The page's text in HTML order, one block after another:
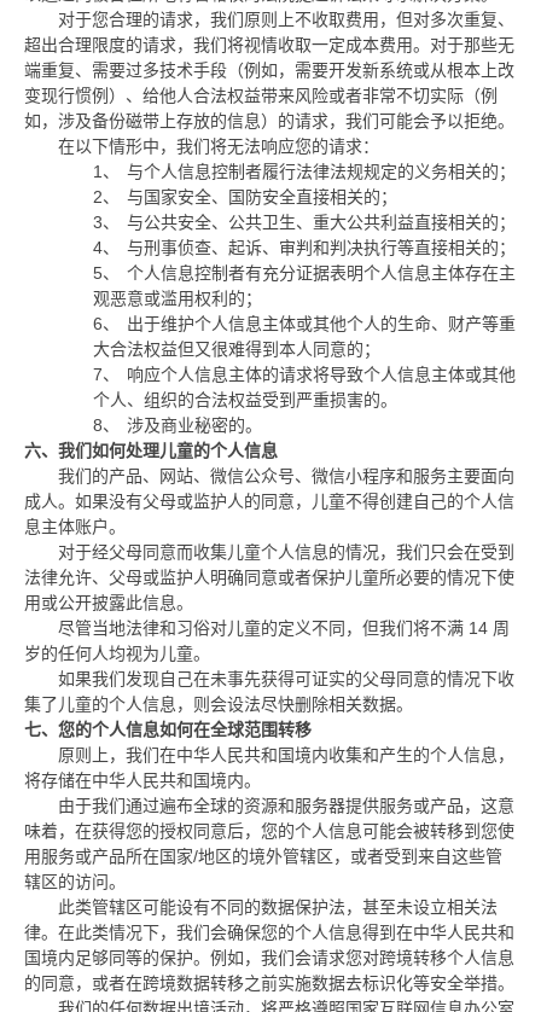
对于您合理的请求，我们原则上不收取费用，但对多次重复、
超出合理限度的请求，我们将视情收取一定成本费用。对于那些无
端重复、需要过多技术手段（例如，需要开发新系统或从根本上改
变现行惯例）、给他人合法权益带来风险或者非常不切实际（例
如，涉及备份磁带上存放的信息）的请求，我们可能会予以拒绝。
在以下情形中，我们将无法响应您的请求：
1、
与个人信息控制者履行法律法规规定的义务相关的；
2、
与国家安全、国防安全直接相关的；
3、
与公共安全、公共卫生、重大公共利益直接相关的；
4、
与刑事侦查、起诉、审判和判决执行等直接相关的；
5、
个人信息控制者有充分证据表明个人信息主体存在主
观恶意或滥用权利的；
6、
出于维护个人信息主体或其他个人的生命、财产等重
大合法权益但又很难得到本人同意的；
7、
响应个人信息主体的请求将导致个人信息主体或其他
个人、组织的合法权益受到严重损害的。
8、
涉及商业秘密的。
六、我们如何处理儿童的个人信息
我们的产品、网站、微信公众号、微信小程序和服务主要面向
成人。如果没有父母或监护人的同意，儿童不得创建自己的个人信
息主体账户。
对于经父母同意而收集儿童个人信息的情况，我们只会在受到
法律允许、父母或监护人明确同意或者保护儿童所必要的情况下使
用或公开披露此信息。
尽管当地法律和习俗对儿童的定义不同，但我们将不满 14 周
岁的任何人均视为儿童。
如果我们发现自己在未事先获得可证实的父母同意的情况下收
集了儿童的个人信息，则会设法尽快删除相关数据。
七、您的个人信息如何在全球范围转移
原则上，我们在中华人民共和国境内收集和产生的个人信息，
将存储在中华人民共和国境内。
由于我们通过遍布全球的资源和服务器提供服务或产品，这意
味着，在获得您的授权同意后，您的个人信息可能会被转移到您使
用服务或产品所在国家/地区的境外管辖区，或者受到来自这些管
辖区的访问。
此类管辖区可能设有不同的数据保护法，甚至未设立相关法
律。在此类情况下，我们会确保您的个人信息得到在中华人民共和
国境内足够同等的保护。例如，我们会请求您对跨境转移个人信息
的同意，或者在跨境数据转移之前实施数据去标识化等安全举措。
我们的任何数据出境活动，将严格遵照国家互联网信息办公室